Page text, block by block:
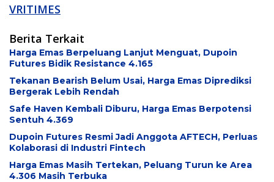
VRITIMES
Berita Terkait
Harga Emas Berpeluang Lanjut Menguat, Dupoin
Futures Bidik Resistance 4.165
Tekanan Bearish Belum Usai, Harga Emas Diprediksi
Bergerak Lebih Rendah
Safe Haven Kembali Diburu, Harga Emas Berpotensi
Sentuh 4.369
Dupoin Futures Resmi Jadi Anggota AFTECH, Perluas
Kolaborasi di Industri Fintech
Harga Emas Masih Tertekan, Peluang Turun ke Area
4.306 Masih Terbuka